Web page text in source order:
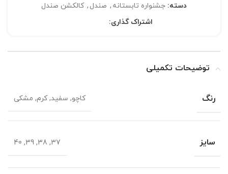
دسته: جشنواره تابستانه , صندل , کالکشن صندل
اشتراک گذاری:
توضیحات تکمیلی
رنگ کاچو, سفید, کرم, مشکی
سایز 37, 38, 39, 40